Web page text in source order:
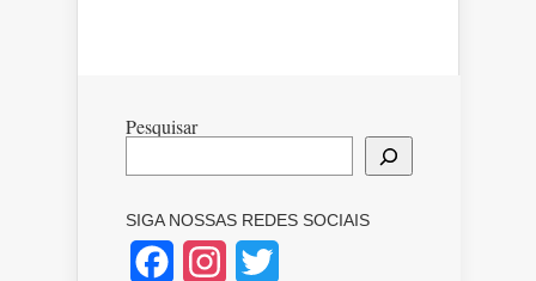
Pesquisar
SIGA NOSSAS REDES SOCIAIS
FacebookInstagram